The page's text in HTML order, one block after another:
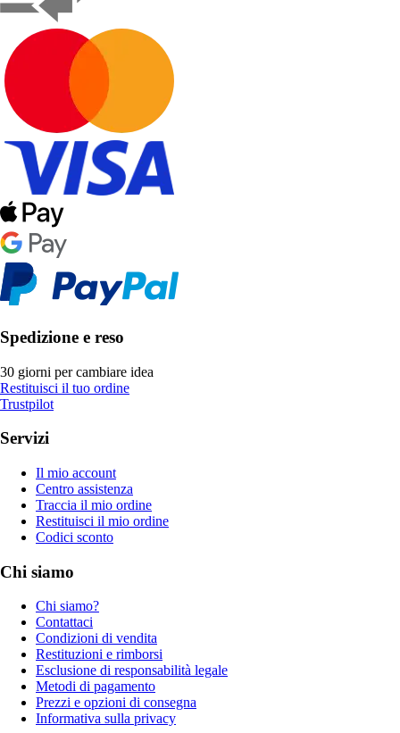
Spedizione e reso
30 giorni per cambiare idea
Restituisci il tuo ordine
Trustpilot
Servizi
Il mio account
Centro assistenza
Traccia il mio ordine
Restituisci il mio ordine
Codici sconto
Chi siamo
Chi siamo?
Contattaci
Condizioni di vendita
Restituzioni e rimborsi
Esclusione di responsabilità legale
Metodi di pagamento
Prezzi e opzioni di consegna
Informativa sulla privacy